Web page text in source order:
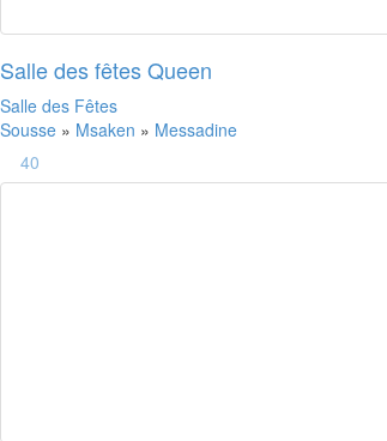
Salle des fêtes Queen
Salle des Fêtes
Sousse » Msaken » Messadine
40